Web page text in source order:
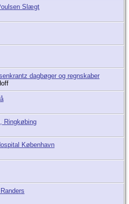
Slægt
dagbøger og regnskaber
Ringkøbing
København